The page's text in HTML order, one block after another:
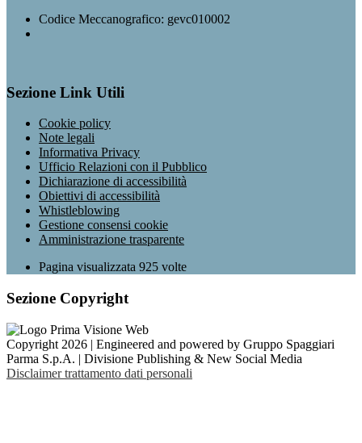
Codice Meccanografico: gevc010002
Sezione Link Utili
Cookie policy
Note legali
Informativa Privacy
Ufficio Relazioni con il Pubblico
Dichiarazione di accessibilità
Obiettivi di accessibilità
Whistleblowing
Gestione consensi cookie
Amministrazione trasparente
Pagina visualizzata 925 volte
Sezione Copyright
Copyright 2026 | Engineered and powered by Gruppo Spaggiari
Parma S.p.A. | Divisione Publishing & New Social Media
Disclaimer trattamento dati personali